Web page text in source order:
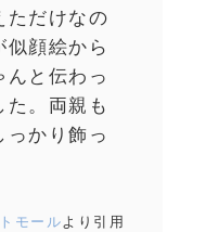
ただけなの
似顔絵から
んと伝わっ
た。両親も
っかり飾っ
モールより引用